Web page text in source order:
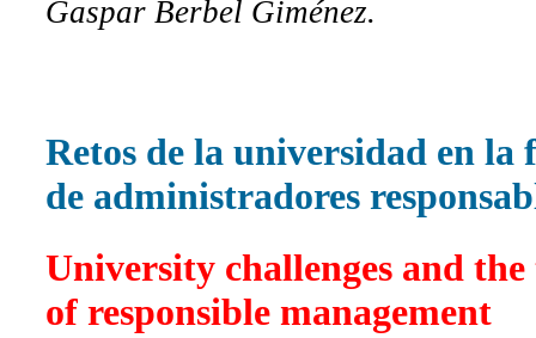
Gaspar Berbel Giménez.
Retos de la universidad en la
de administradores
University challenges and
of responsible management